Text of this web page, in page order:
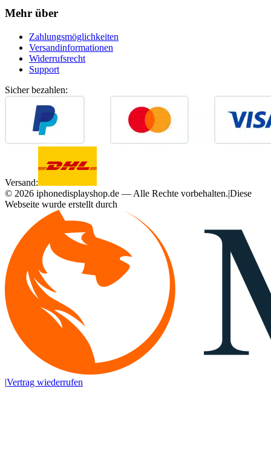
Mehr über
Zahlungsmöglichkeiten
Versandinformationen
Widerrufsrecht
Support
Sicher bezahlen:
Versand:
© 2026 iphonedisplayshop.de — Alle Rechte vorbehalten.|Diese
Webseite wurde erstellt durch
|Vertrag wiederrufen